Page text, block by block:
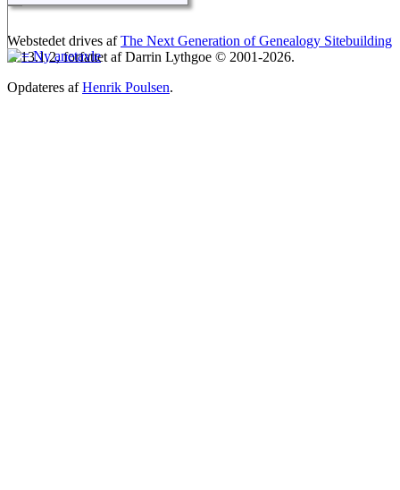
Webstedet drives afThe Next Generation of Genealogy Sitebuilding
v. 13.1.2, forfattet af Darrin Lythgoe © 2001-2026.
Opdateres afHenrik Poulsen.